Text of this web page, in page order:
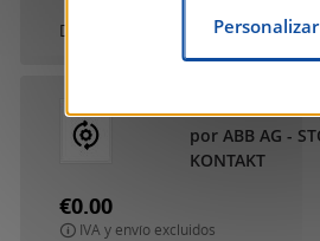
Desde ABB AG - STOTZ-KONTAKT
ABB Firmware-
por ABB AG -
KONTAKT
€0.00
IVA y envío excluidos
Personalizar